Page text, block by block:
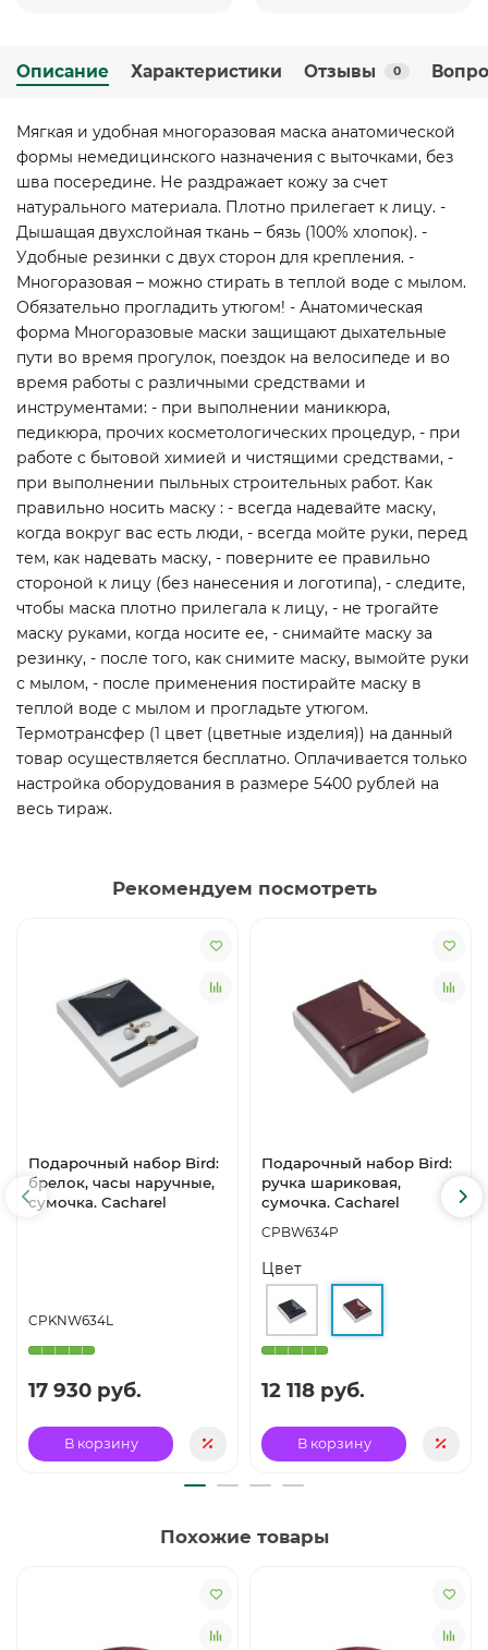
Описание Характеристики Отзывы 0
Мягкая и удобная многоразовая маска анатомической
формы немедицинского назначения с выточками, без
шва посередине. Не раздражает кожу за счет
натурального материала. Плотно прилегает к лицу. -
Дышащая двухслойная ткань – бязь (100% хлопок). -
Удобные резинки с двух сторон для крепления. -
Многоразовая – можно стирать в теплой воде с мылом.
Обязательно прогладить утюгом! - Анатомическая
форма Многоразовые маски защищают дыхательные
пути во время прогулок, поездок на велосипеде и во
время работы с различными средствами и
инструментами: - при выполнении маникюра,
педикюра, прочих косметологических процедур, - при
работе с бытовой химией и чистящими средствами, -
при выполнении пыльных строительных работ. Как
правильно носить маску : - всегда надевайте маску,
когда вокруг вас есть люди, - всегда мойте руки, перед
тем, как надевать маску, - поверните ее правильно
стороной к лицу (без нанесения и логотипа), - следите,
чтобы маска плотно прилегала к лицу, - не трогайте
маску руками, когда носите ее, - снимайте маску за
резинку, - после того, как снимите маску, вымойте руки
с мылом, - после применения постирайте маску в
теплой воде с мылом и прогладьте утюгом.
Термотрансфер (1 цвет (цветные изделия)) на данный
товар осуществляется бесплатно. Оплачивается только
настройка оборудования в размере 5400 рублей на
весь тираж.
Рекомендуем посмотреть
Подарочный набор Bird:
брелок, часы наручные,
сумочка. Cacharel
CPKNW634L
17 930 руб.
В корзину
Подарочный набор Bird:
ручка шариковая,
сумочка. Cacharel
CPBW634P
Цвет
12 118 руб.
В корзину
Похожие товары